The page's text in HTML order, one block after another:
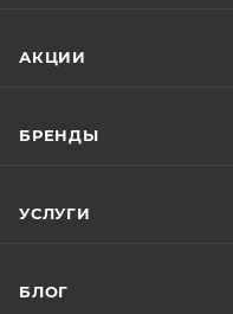
АКЦИИ
БРЕНДЫ
УСЛУГИ
БЛОГ